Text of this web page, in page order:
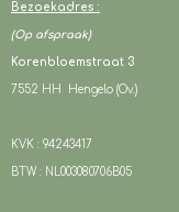
Bezoekadres :
(Op afspraak)
Korenbloemstraat 3
7552 HH Hengelo (Ov.)
KVK : 94243417
BTW : NL003080706B05